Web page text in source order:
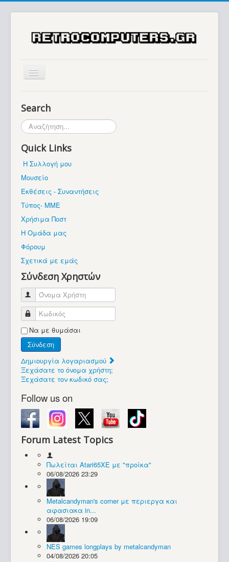
Μουσείο
Βρίσκεστε εδώ:
Συλλογές / Projects
Search
Αναζήτηση...
Quick Links
Η Συλλογή μου
Μουσείο
Εκθέσεις - Συναντήσεις
Τύπος- ΜΜΕ
Χρήσιμα Ποστ
Η Ομάδα μας
Φόρουμ
Σχετικά με εμάς
Σύνδεση Χρηστών
Όνομα Χρήστη
Κωδικός
Να με θυμάσαι
Σύνδεση
Δημιουργία λογαριασμού
Ξεχάσατε το όνομα χρήστη;
Ξεχάσατε τον κωδικό σας;
Follow us on
Forum Latest Topics
Πωλείται Atari65XE με "προίκα"
06/08/2026 23:29
Metalcandyman's corner με περιεργα και
αφασιακα in...
06/08/2026 19:09
NES games longplays by metalcandyman
04/08/2026 20:05